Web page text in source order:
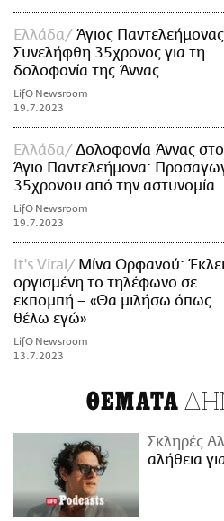
Ελλάδα
Άγιος
Συνελήφθη 35χρονος για τη
δολοφονία της Άννας
LifO Newsroom
19.7.2023
Ελλάδα
Δολοφονία Άννας
Άγιο Παντελεήμονα:
35χρονου από την αστυνομία
LifO Newsroom
19.7.2023
It's Viral
Μίνα Ορφανού:
οργισμένη το τηλέφωνο σε
εκπομπή – «Θα μιλήσω όπως
θέλω εγώ»
LifO Newsroom
13.7.2023
ΘΕΜΑΤΑ
Σκληρές
αλήθεια